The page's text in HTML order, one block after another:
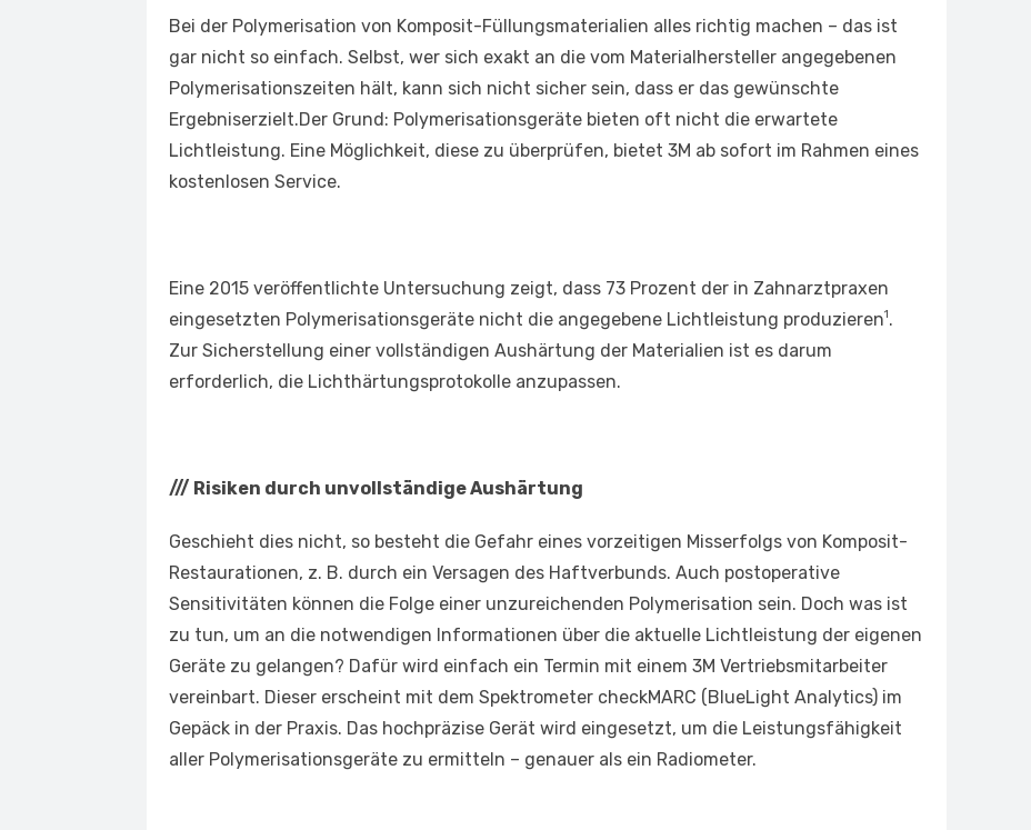
Bei der Polymerisation von Komposit-Füllungsmaterialien alles richtig machen – das ist
gar nicht so einfach. Selbst, wer sich exakt an die vom Materialhersteller angegebenen
Polymerisationszeiten hält, kann sich nicht sicher sein, dass er das gewünschte
Ergebniserzielt.Der Grund: Polymerisationsgeräte bieten oft nicht die erwartete
Lichtleistung. Eine Möglichkeit, diese zu überprüfen, bietet 3M ab sofort im Rahmen eines
kostenlosen Service.
Eine 2015 veröffentlichte Untersuchung zeigt, dass 73 Prozent der in Zahnarztpraxen
eingesetzten Polymerisationsgeräte nicht die angegebene Lichtleistung produzieren1.
Zur Sicherstellung einer vollständigen Aushärtung der Materialien ist es darum
erforderlich, die Lichthärtungsprotokolle anzupassen.
/// Risiken durch unvollständige Aushärtung
Geschieht dies nicht, so besteht die Gefahr eines vorzeitigen Misserfolgs von Komposit-
Restaurationen, z. B. durch ein Versagen des Haftverbunds. Auch postoperative
Sensitivitäten können die Folge einer unzureichenden Polymerisation sein. Doch was ist
zu tun, um an die notwendigen Informationen über die aktuelle Lichtleistung der eigenen
Geräte zu gelangen? Dafür wird einfach ein Termin mit einem 3M Vertriebsmitarbeiter
vereinbart. Dieser erscheint mit dem Spektrometer checkMARC (BlueLight Analytics) im
Gepäck in der Praxis. Das hochpräzise Gerät wird eingesetzt, um die Leistungsfähigkeit
aller Polymerisationsgeräte zu ermitteln – genauer als ein Radiometer.